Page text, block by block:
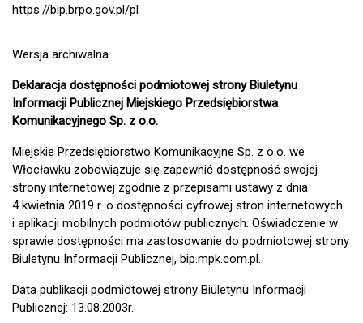
https://bip.brpo.gov.pl/pl
Wersja archiwalna
Deklaracja dostępności podmiotowej strony Biuletynu
Informacji Publicznej Miejskiego Przedsiębiorstwa
Komunikacyjnego Sp. z o.o.
Miejskie Przedsiębiorstwo Komunikacyjne Sp. z o.o. we
Włocławku zobowiązuje się zapewnić dostępność swojej
strony internetowej zgodnie z przepisami ustawy z dnia
4 kwietnia 2019 r. o dostępności cyfrowej stron internetowych
i aplikacji mobilnych podmiotów publicznych. Oświadczenie w
sprawie dostępności ma zastosowanie do podmiotowej strony
Biuletynu Informacji Publicznej, bip.mpk.com.pl.
Data publikacji podmiotowej strony Biuletynu Informacji
Publicznej: 13.08.2003r.